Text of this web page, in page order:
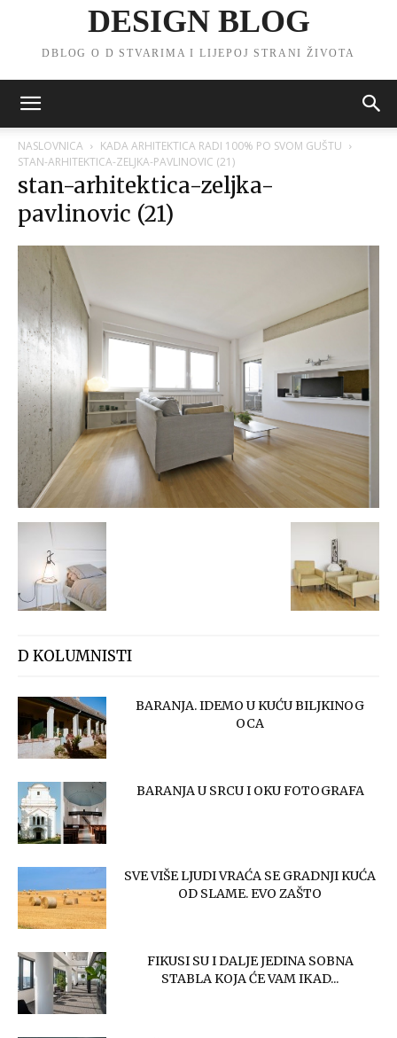
DESIGN BLOG
DBLOG O D STVARIMA I LIJEPOJ STRANI ŽIVOTA
NASLOVNICA
KADA ARHITEKTICA RADI 100% PO SVOM GUŠTU
STAN-ARHITEKTICA-ZELJKA-PAVLINOVIC (21)
stan-arhitektica-zeljka-
pavlinovic (21)
D KOLUMNISTI
BARANJA. IDEMO U KUĆU BILJKINOG
OCA
BARANJA U SRCU I OKU FOTOGRAFA
SVE VIŠE LJUDI VRAĆA SE GRADNJI KUĆA
OD SLAME. EVO ZAŠTO
FIKUSI SU I DALJE JEDINA SOBNA
STABLA KOJA ĆE VAM IKAD...